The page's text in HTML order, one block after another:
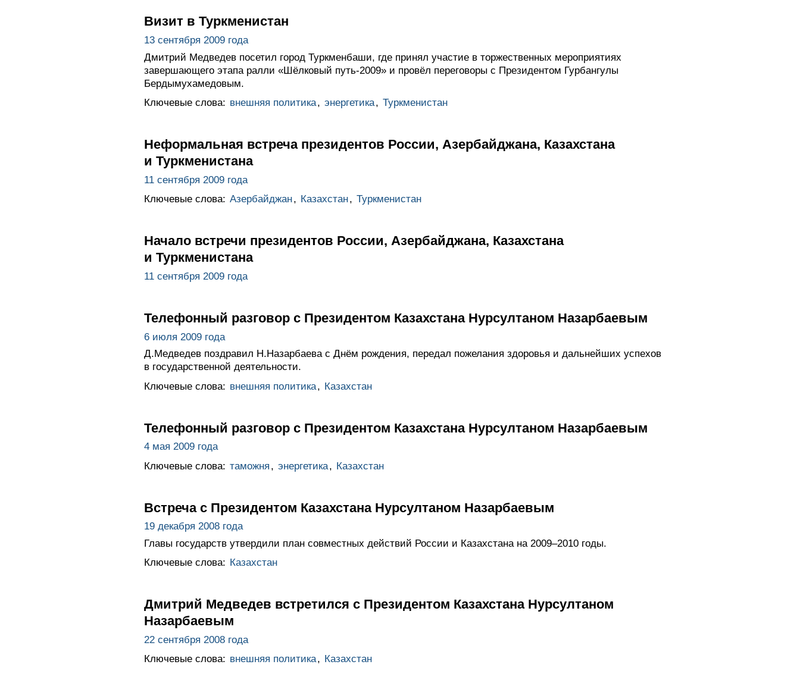
Визит в Туркменистан
13 сентября 2009 года
Дмитрий Медведев посетил город Туркменбаши, где принял участие в торжественных мероприятиях
завершающего этапа ралли «Шёлковый путь-2009» и провёл переговоры с Президентом Гурбангулы
Бердымухамедовым.
Ключевые слова: внешняя политика, энергетика, Туркменистан
Неформальная встреча президентов России, Азербайджана, Казахстана
и Туркменистана
11 сентября 2009 года
Ключевые слова: Азербайджан, Казахстан, Туркменистан
Начало встречи президентов России, Азербайджана, Казахстана
и Туркменистана
11 сентября 2009 года
Телефонный разговор с Президентом Казахстана Нурсултаном Назарбаевым
6 июля 2009 года
Д.Медведев поздравил Н.Назарбаева с Днём рождения, передал пожелания здоровья и дальнейших успехов
в государственной деятельности.
Ключевые слова: внешняя политика, Казахстан
Телефонный разговор с Президентом Казахстана Нурсултаном Назарбаевым
4 мая 2009 года
Ключевые слова: таможня , энергетика, Казахстан
Встреча с Президентом Казахстана Нурсултаном Назарбаевым
19 декабря 2008 года
Главы государств утвердили план совместных действий России и Казахстана на 2009–2010 годы.
Ключевые слова: Казахстан
Дмитрий Медведев встретился с Президентом Казахстана Нурсултаном
Назарбаевым
22 сентября 2008 года
Ключевые слова: внешняя политика, Казахстан